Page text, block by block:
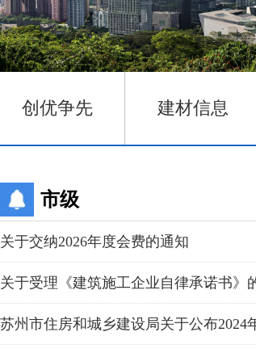
创优争先 建材信息
市级
关于交纳2026年度会费的通知
关于受理《建筑施工企业自律承诺书》